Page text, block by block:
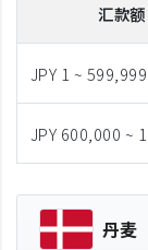
汇款额
JPY 1 ~ 599,999
JPY 600,000 ~
丹麦